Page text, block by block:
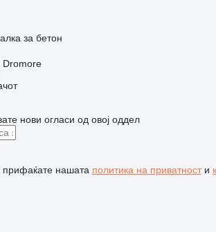
за бетон
Dromore
нови огласи од овој оддел
прифаќате нашата политика на приватности